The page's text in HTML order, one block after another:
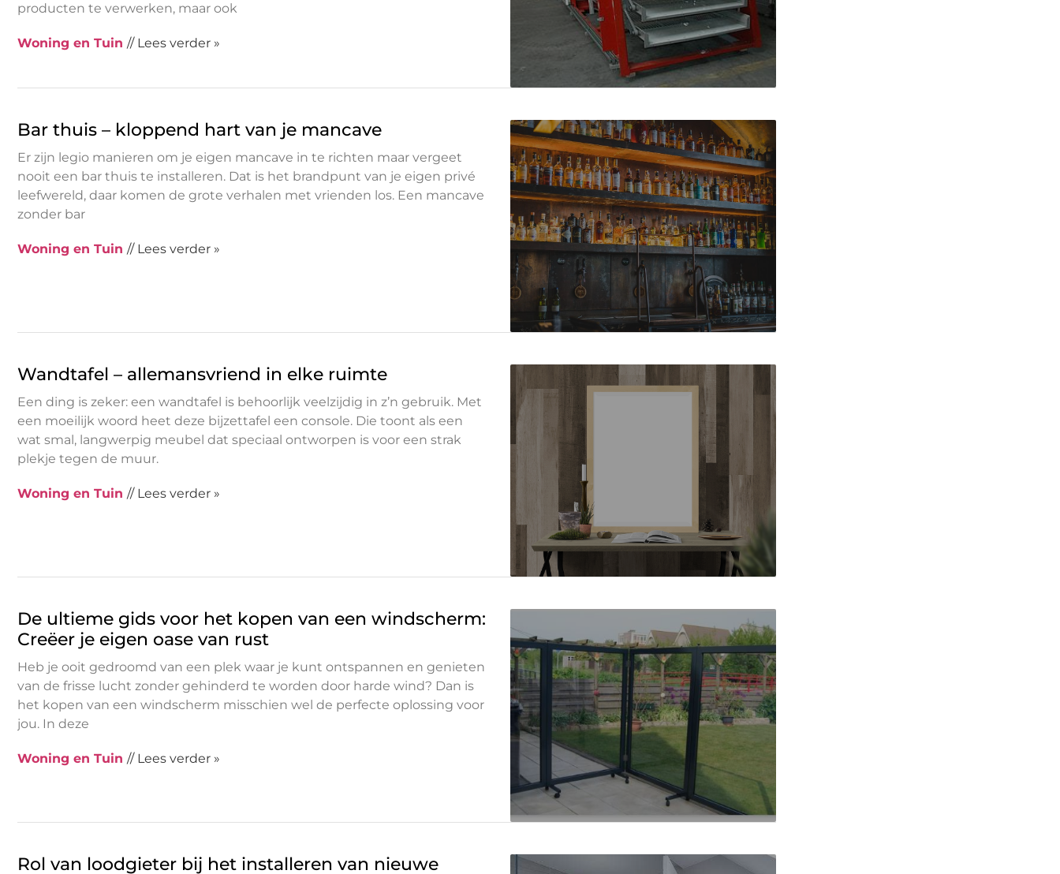
producten te verwerken, maar ook
Woning en Tuin // Lees verder »
Bar thuis – kloppend hart van je mancave
Er zijn legio manieren om je eigen mancave in te richten maar vergeet
nooit een bar thuis te installeren. Dat is het brandpunt van je eigen privé
leefwereld, daar komen de grote verhalen met vrienden los. Een mancave
zonder bar
Woning en Tuin // Lees verder »
Wandtafel – allemansvriend in elke ruimte
Een ding is zeker: een wandtafel is behoorlijk veelzijdig in z’n gebruik. Met
een moeilijk woord heet deze bijzettafel een console. Die toont als een
wat smal, langwerpig meubel dat speciaal ontworpen is voor een strak
plekje tegen de muur.
Woning en Tuin // Lees verder »
De ultieme gids voor het kopen van een windscherm:
Creëer je eigen oase van rust
Heb je ooit gedroomd van een plek waar je kunt ontspannen en genieten
van de frisse lucht zonder gehinderd te worden door harde wind? Dan is
het kopen van een windscherm misschien wel de perfecte oplossing voor
jou. In deze
Woning en Tuin // Lees verder »
Rol van loodgieter bij het installeren van nieuwe